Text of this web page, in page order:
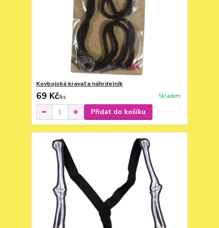
Kovbojská kravata náhrdelník
69 Kč/ks Skladem
Přidat do košíku